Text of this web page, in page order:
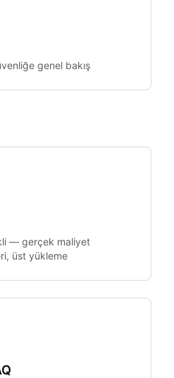
genel bakış
— gerçek maliyet
üst yükleme